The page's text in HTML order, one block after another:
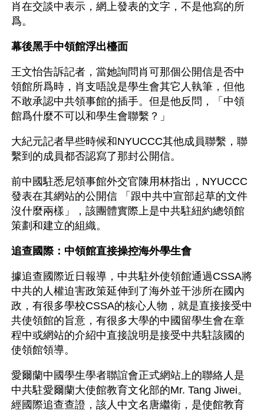
肖在交談中表示，網上發表的文字，不是他寫的所
爲。
幕後黑手中領館浮出檯面
王文怡告訴記者，當她詢問肖可那個公開信是否中
領館所爲時，肖支唔說是學生會其它人執筆，但他
不敢承認中共領事館的插手。但是他反問，「中領
館爲什麼不可以和學生會聯繫？」
大紀元記者早些時候和NYUCCC其他成員聯繫，聯
繫到的成員都否認寫了那封公開信。
前中國駐悉尼領事館外交官陳用林指出，NYUCCC
發表在其網站的公開信 「跟中共中宣部起草的文件
沒什麼兩樣」，該團體實際上是中共駐紐約總領館
策劃和建立的組織。
追查國際：中領館直接操控海外學生會
據追查國際近日報導，中共駐外使領館通過CSSA將
中共的人權迫害政策延伸到了海外並干涉所在國內
政，有很多學校CSSA的核心人物，就是直接接受中
共使領館的旨意，有很多大學的中國留學生會在章
程中或網站的介紹中直接說明是接受中共駐該國的
使領館領導。
愛爾蘭中國學生學者聯誼會正式網站上的聯絡人是
中共駐愛爾蘭大使館教育文化部的Mr. Tang Jiwei。
經國際追查查證，該人中文名唐繼衛，是使館教育